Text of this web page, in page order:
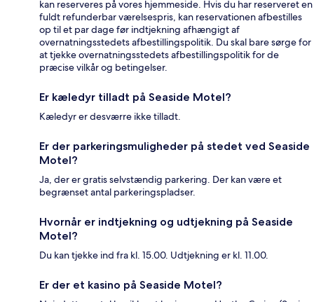
kan reserveres på vores hjemmeside. Hvis du har reserveret en
fuldt refunderbar værelsespris, kan reservationen afbestilles
op til et par dage før indtjekning afhængigt af
overnatningsstedets afbestillingspolitik. Du skal bare sørge for
at tjekke overnatningsstedets afbestillingspolitik for de
præcise vilkår og betingelser.
Er kæledyr tilladt på Seaside Motel?
Kæledyr er desværre ikke tilladt.
Er der parkeringsmuligheder på stedet ved Seaside
Motel?
Ja, der er gratis selvstændig parkering. Der kan være et
begrænset antal parkeringspladser.
Hvornår er indtjekning og udtjekning på Seaside
Motel?
Du kan tjekke ind fra kl. 15.00. Udtjekning er kl. 11.00.
Er der et kasino på Seaside Motel?